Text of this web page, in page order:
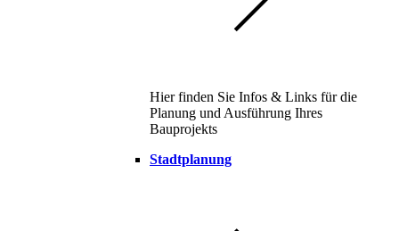
Hier finden Sie Infos & Links für die
Planung und Ausführung Ihres
Bauprojekts
Stadtplanung